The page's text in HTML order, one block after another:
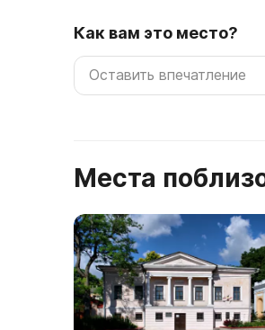
Как вам это место?
Места